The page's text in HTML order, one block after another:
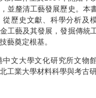
並釐清工藝發展歷史。本
歷史文獻、科學分析及
工藝及其發展，發掘傳統
藝奠定根基。
文大學文化研究所文物
工業大學材料科學與考古